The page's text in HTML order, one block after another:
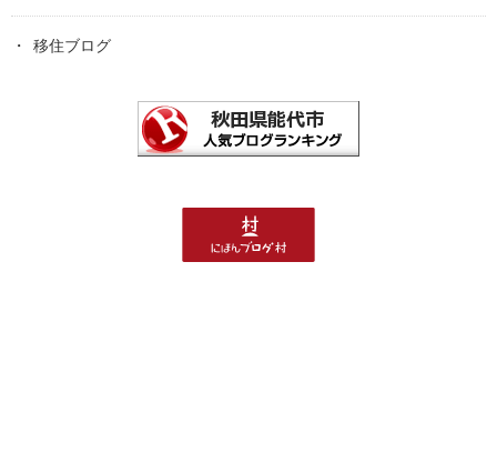
移住ブログ